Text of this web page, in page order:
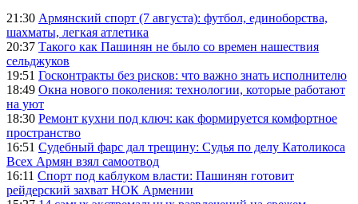
21:30 Армянский спорт (7 августа): футбол, единоборства,
шахматы, легкая атлетика
20:37 Такого как Пашинян не было со времен нашествия
сельджуков
19:51 Госконтракты без рисков: что важно знать исполнителю
18:49 Окна нового поколения: технологии, которые работают
на уют
18:30 Ремонт кухни под ключ: как формируется комфортное
пространство
16:51 Судебный фарс дал трещину: Судья по делу Католикоса
Всех Армян взял самоотвод
16:11 Спорт под каблуком власти: Пашинян готовит
рейдерский захват НОК Армении